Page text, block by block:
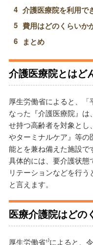
介護医療院を利用で
費用はどのくらいか
まとめ
介護医療院とはど
厚生労働省によると、「
なった『介護医療院』
せ持つ高齢者を対象とし
やターミナルケア』等
能とを兼ね備えた施設で
具体的には、要介護状
リテーションなどを行
と言えます。
医療介護院はどの
厚生労働省¹⁾によると、